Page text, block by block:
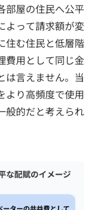
部屋の住民へ公平
よって請求額が変
住む住民と低層階
費用として同じ金
は言えません。当
より高頻度で使用
般的だと考えられ